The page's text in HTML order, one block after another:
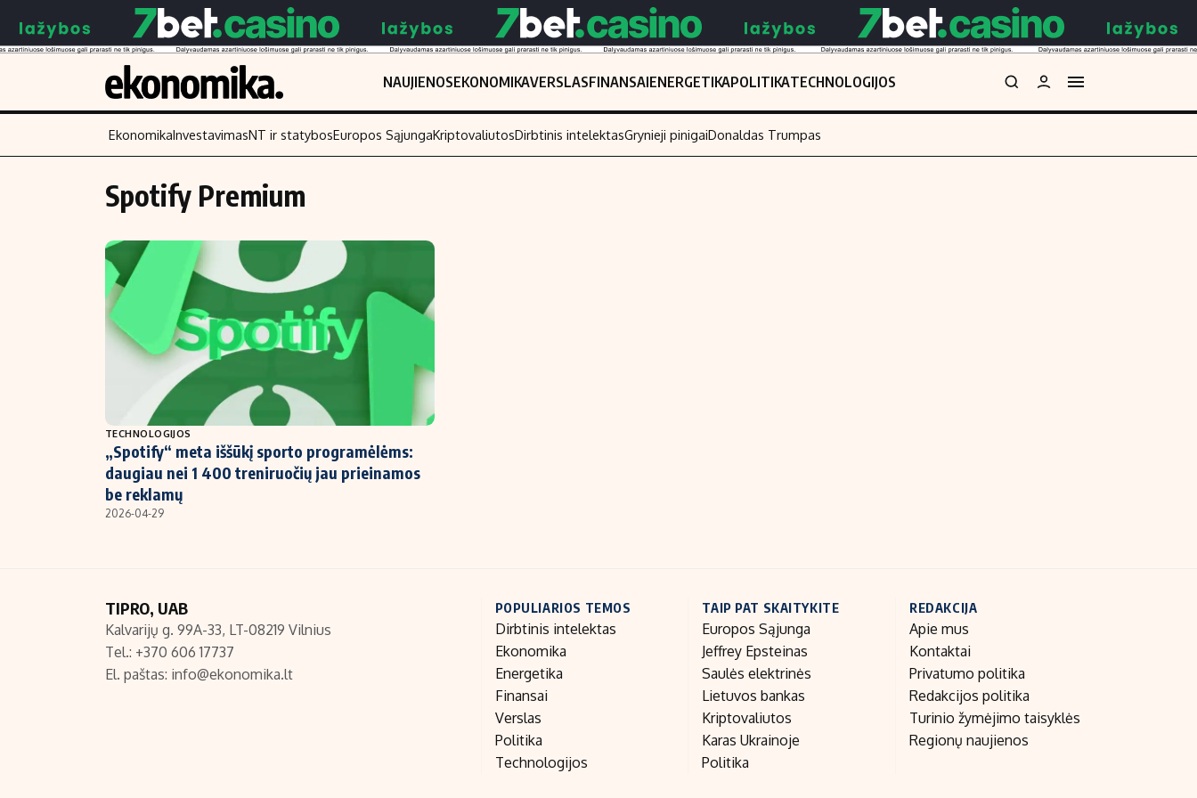
NAUJIENOSEKONOMIKAVERSLASFINANSAIENERGETIKAPOLITIKATECHNOLOGIJOS
Turinys
Naujienos
Aplinka
Verslas
Energetika
Ekonomika
NT ir statybos
Skaitykite
Finansai
Įmonės
Žemės ūkis
Technologijos
Laisvalaikis
EkonomikaInvestavimasNT ir statybosEuropos SąjungaKriptovaliutosDirbtinis intelektasGrynieji pinigaiDonaldas Trumpas
Spotify Premium
TECHNOLOGIJOS
„Spotify“ meta iššūkį sporto programėlėms:
daugiau nei 1 400 treniruočių jau prieinamos
be reklamų
2026-04-29
TIPRO, UAB
Kalvarijų g. 99A-33, LT-08219 Vilnius
Tel.: +370 606 17737
El. paštas: info@ekonomika.lt
POPULIARIOS TEMOS
Dirbtinis intelektas
Ekonomika
Energetika
Finansai
Verslas
Politika
Technologijos
TAIP PAT SKAITYKITE
Europos Sąjunga
Jeffrey Epsteinas
Saulės elektrinės
Lietuvos bankas
Kriptovaliutos
Karas Ukrainoje
Politika
REDAKCIJA
Apie mus
Kontaktai
Privatumo politika
Redakcijos politika
Turinio žymėjimo taisyklės
Regionų naujienos